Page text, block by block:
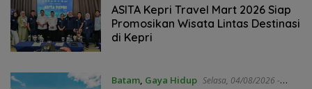
11:35 WIB
ASITA Kepri Travel Mart 2026 Siap
Promosikan Wisata Lintas Destinasi
di Kepri
Batam, Gaya Hidup Selasa, 04/08/2026 -